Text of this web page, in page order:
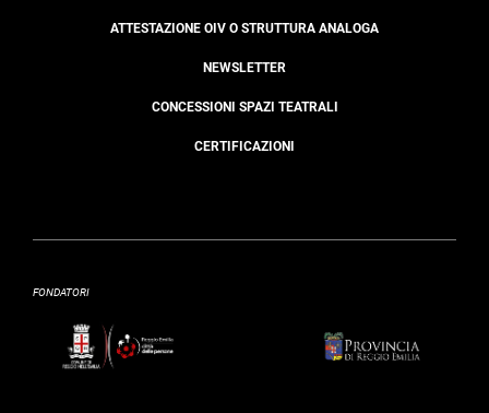
ATTESTAZIONE OIV O STRUTTURA ANALOGA
NEWSLETTER
CONCESSIONI SPAZI TEATRALI
CERTIFICAZIONI
FONDATORI